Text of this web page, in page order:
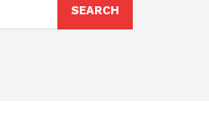
SEARCH